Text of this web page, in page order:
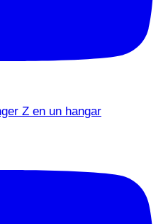
Z en un hangar